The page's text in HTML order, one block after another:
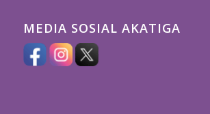
MEDIA SOSIAL AKATIGA